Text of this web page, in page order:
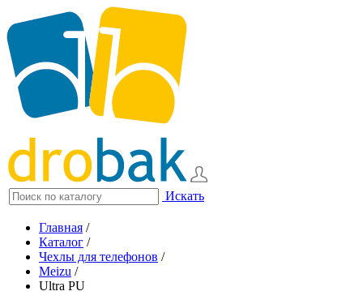
Искать
Главная /
Каталог /
Чехлы для телефонов /
Meizu /
Ultra PU